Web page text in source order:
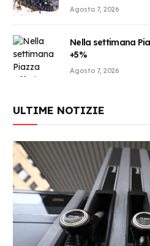
Agosto 7, 2026
Nella settimana
+5%
Agosto 7, 2026
ULTIME NOTIZIE